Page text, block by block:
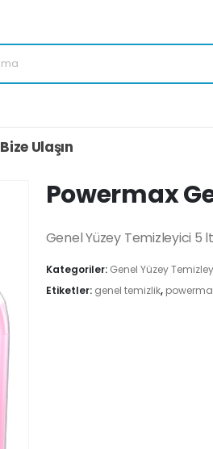
Bize Ulaşın
Powermax
Genel Yüzey Temizleyici 5 lt
Kategoriler: Genel Yüzey
Etiketler: genel temizlik,